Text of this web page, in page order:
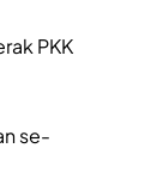
PKK
se-